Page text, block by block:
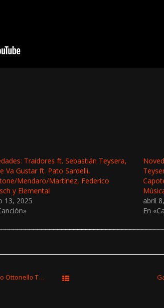
Traidores ft. Sebastián Teysera,
Va Gustar ft. Pato Sardelli,
Mendaro/Martínez, Federico
y Elemental
13, 2025
abril
En
Novedades: Niña Lobo, latejapride*, Turú Dorōm, Mateo Ottonello Trío y Nameless ft. Fabián Furtado